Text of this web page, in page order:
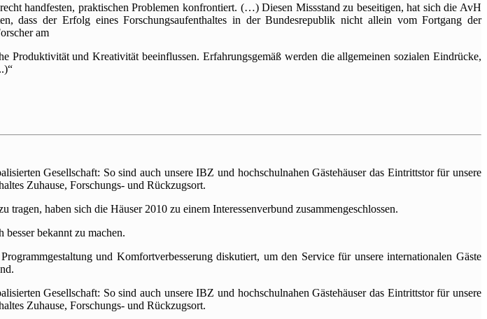
handfesten, praktischen Problemen konfrontiert. (…) Diesen Missstand zu beseitigen, hat sich die AvH
dass der Erfolg eines Forschungsaufenthaltes in der Bundesrepublik nicht allein vom Fortgang der
am
Produktivität und Kreativität beeinflussen. Erfahrungsgemäß werden die allgemeinen sozialen Eindrücke,
Gesellschaft: So sind auch unsere IBZ und hochschulnahen Gästehäuser das Eintrittstor für unsere
Zuhause, Forschungs- und Rückzugsort.
haben sich die Häuser 2010 zu einem Interessenverbund zusammengeschlossen.
bekannt zu machen.
und Komfortverbesserung diskutiert, um den Service für unsere internationalen Gäste
Gesellschaft: So sind auch unsere IBZ und hochschulnahen Gästehäuser das Eintrittstor für unsere
Zuhause, Forschungs- und Rückzugsort.